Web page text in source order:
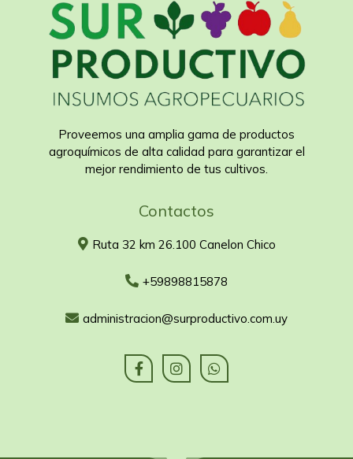
Proveemos una amplia gama de productos
agroquímicos de alta calidad para garantizar el
mejor rendimiento de tus cultivos.
Contactos
Ruta 32 km 26.100 Canelon Chico
+59898815878
administracion@surproductivo.com.uy